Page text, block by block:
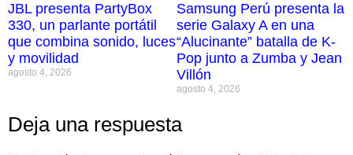
JBL presenta PartyBox
330, un parlante portátil
que combina sonido, luces
y movilidad
agosto 4, 2026
Samsung Perú presenta la
serie Galaxy A en una
“Alucinante” batalla de K-
Pop junto a Zumba y Jean
Villón
agosto 4, 2026
Deja una respuesta